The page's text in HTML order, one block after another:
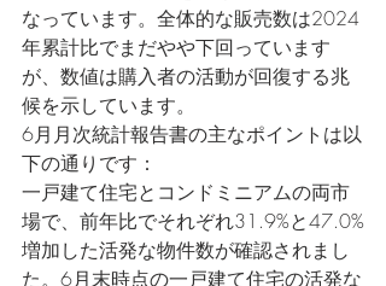
なっています。全体的な販売数は2024
年累計比でまだやや下回っています
が、数値は購入者の活動が回復する兆
候を示しています。
6月月次統計報告書の主なポイントは以
下の通りです：
一戸建て住宅とコンドミニアムの両市
場で、前年比でそれぞれ31.9%と47.0%
増加した活発な物件数が確認されまし
た。6月末時点の一戸建て住宅の活発な